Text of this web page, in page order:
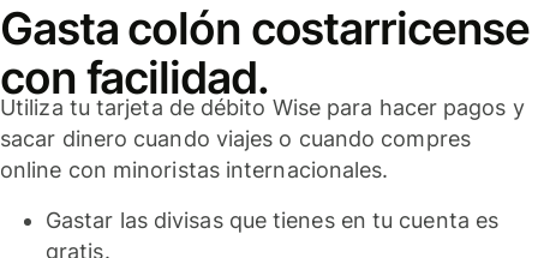
Gasta colón costarricense
con facilidad.
Utiliza tu tarjeta de débito Wise para hacer pagos y
sacar dinero cuando viajes o cuando compres
online con minoristas internacionales.
Gastar las divisas que tienes en tu cuenta es
gratis.